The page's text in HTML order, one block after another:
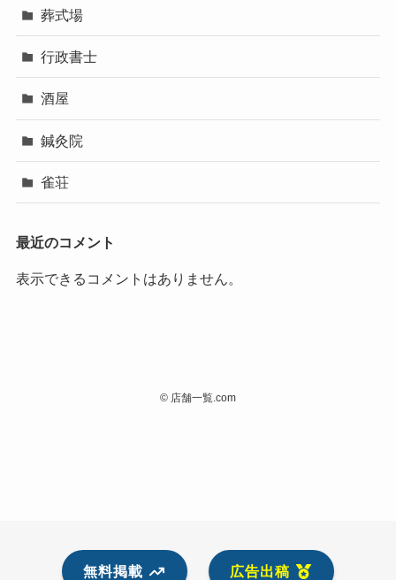
葬式場
行政書士
酒屋
鍼灸院
雀荘
最近のコメント
表示できるコメントはありません。
© 店舗一覧.com
無料掲載 広告出稿